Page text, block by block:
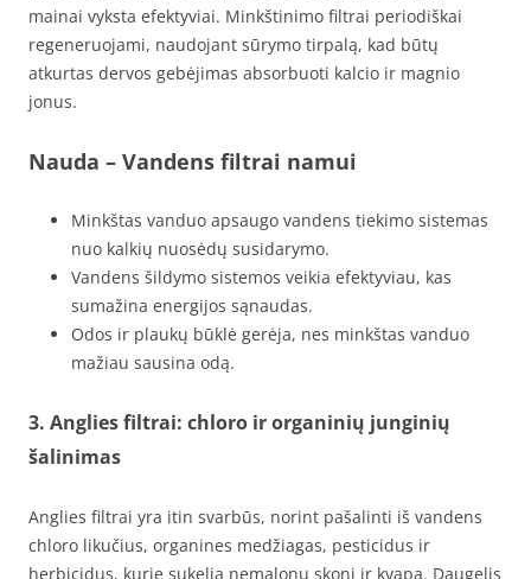
mainai vyksta efektyviai. Minkštinimo filtrai periodiškai
regeneruojami, naudojant sūrymo tirpalą, kad būtų
atkurtas dervos gebėjimas absorbuoti kalcio ir magnio
jonus.
Nauda – Vandens filtrai namui
Minkštas vanduo apsaugo vandens tiekimo sistemas
nuo kalkių nuosėdų susidarymo.
Vandens šildymo sistemos veikia efektyviau, kas
sumažina energijos sąnaudas.
Odos ir plaukų būklė gerėja, nes minkštas vanduo
mažiau sausina odą.
3. Anglies filtrai: chloro ir organinių junginių
šalinimas
Anglies filtrai yra itin svarbūs, norint pašalinti iš vandens
chloro likučius, organines medžiagas, pesticidus ir
herbicidus, kurie sukelia nemalonų skonį ir kvapą. Daugelis